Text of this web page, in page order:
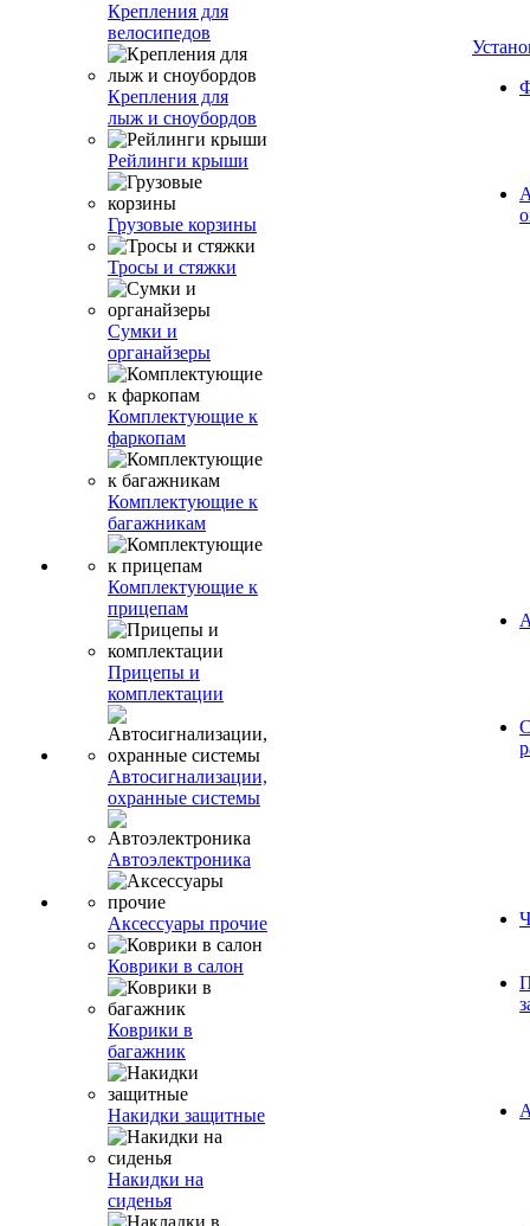
Крепления для
велосипедов
Крепления для
лыж и сноубордов
Рейлинги крыши
Грузовые корзины
Тросы и стяжки
Сумки и
органайзеры
Комплектующие к
фаркопам
Комплектующие к
багажникам
Комплектующие к
прицепам
Прицепы и
комплектации
Автосигнализации,
охранные системы
Автоэлектроника
Аксессуары прочие
Коврики в салон
Коврики в
багажник
Накидки защитные
Накидки на
сиденья